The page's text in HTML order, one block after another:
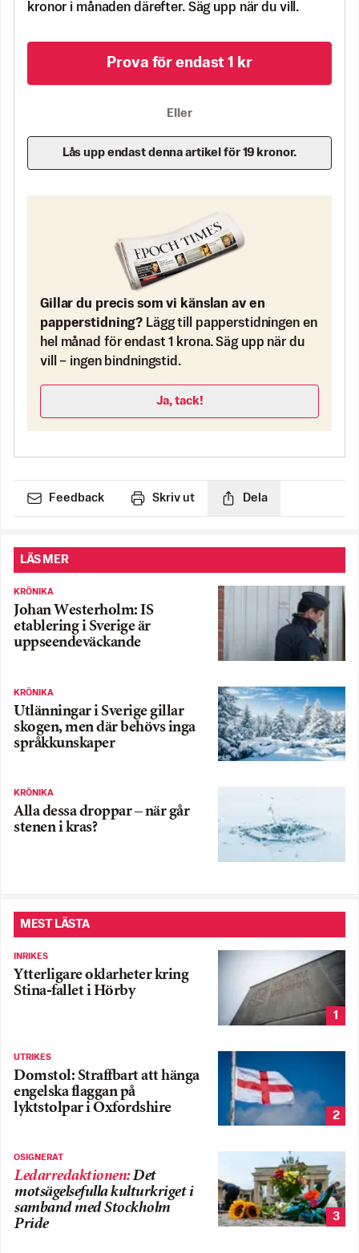
kronor i månaden därefter. Säg upp när du vill.
Prova för endast 1 kr
Eller
Lås upp endast denna artikel för 19 kronor.
Gillar du precis som vi känslan av en
papperstidning? Lägg till papperstidningen en
hel månad för endast 1 krona. Säg upp när du
vill – ingen bindningstid.
Ja, tack!
Feedback Skriv ut Dela
LÄS MER
KRÖNIKA
Johan Westerholm: IS
etablering i Sverige är
uppseendeväckande
KRÖNIKA
Utlänningar i Sverige gillar
skogen, men där behövs inga
språkkunskaper
KRÖNIKA
Alla dessa droppar – när går
stenen i kras?
MEST LÄSTA
INRIKES
Ytterligare oklarheter kring
Stina-fallet i Hörby
1
UTRIKES
Domstol: Straffbart att hänga
engelska flaggan på
lyktstolpar i Oxfordshire
2
OSIGNERAT
Ledarredaktionen:Det
motsägelsefulla kulturkriget i
samband med Stockholm
Pride
3